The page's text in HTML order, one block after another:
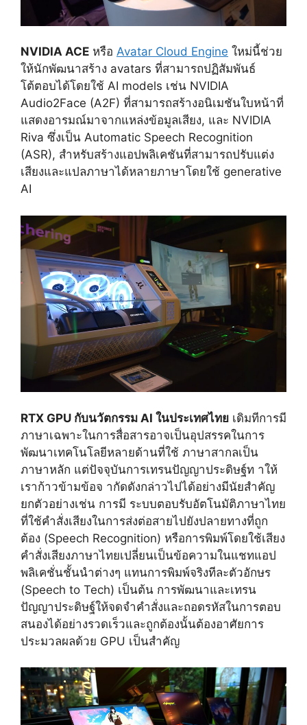
NVIDIA ACE หรือ Avatar Cloud Engine ใหม่นี้ช่วย
ให้นักพัฒนาสร้าง avatars ที่สามารถปฏิสัมพันธ์
โต้ตอบได้โดยใช้ AI models เช่น NVIDIA
Audio2Face (A2F) ที่สามารถสร้างอนิเมชันใบหน้าที่
แสดงอารมณ์มาจากแหล่งข้อมูลเสียง, และ NVIDIA
Riva ซึ่งเป็น Automatic Speech Recognition
(ASR), สำหรับสร้างแอปพลิเคชันที่สามารถปรับแต่ง
เสียงและแปลภาษาได้หลายภาษาโดยใช้ generative
AI
RTX GPU กับนวัตกรรม AI ในประเทศไทย เดิมทีการมี
ภาษาเฉพาะในการสื่อสารอาจเป็นอุปสรรคในการ
พัฒนาเทคโนโลยีหลายด้านที่ใช้ ภาษาสากลเป็น
ภาษาหลัก แต่ปัจจุบันการเทรนปัญญาประดิษฐ์ท าให้
เราก้าวข้ามข้อจ ากัดดังกล่าวไปได้อย่างมีนัยสำคัญ
ยกตัวอย่างเช่น การมี ระบบตอบรับอัตโนมัติภาษาไทย
ที่ใช้คำสั่งเสียงในการส่งต่อสายไปยังปลายทางที่ถูก
ต้อง (Speech Recognition) หรือการพิมพ์โดยใช้เสียง
คำสั่งเสียงภาษาไทยเปลี่ยนเป็นข้อความในแชทแอป
พลิเคชั่นชั้นนำต่างๆ แทนการพิมพ์จริงทีละตัวอักษร
(Speech to Tech) เป็นต้น การพัฒนาและเทรน
ปัญญาประดิษฐ์ให้จดจำคำสั่งและถอดรหัสในการตอบ
สนองได้อย่างรวดเร็วและถูกต้องนั้นต้องอาศัยการ
ประมวลผลด้วย GPU เป็นสำคัญ